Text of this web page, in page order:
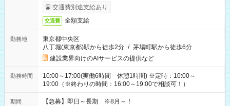
交通費別途支給あり
交通費 全額支給
勤務地
東京都中央区
八丁堀(東京都)駅から徒歩2分 / 茅場町駅から徒歩6分
建設業界向けのAIサービスの提供など
勤務時間
10:00～17:00(実働6時間 休憩1時間) ※定時：10:00～
19:00（※終わりの時間：16:00～19:00で相談可！）
期間 【急募】即日～長期 ※8月～！